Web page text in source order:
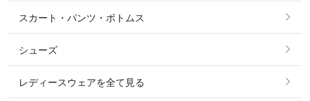
シャツ・ブラウス・ワンピース
ベルト
マフラー・スカーフ・ストール・スヌード
リング
ピアス・イヤリング
スカート・パンツ・ボトムス
シューズ
レディースウェアを全て見る